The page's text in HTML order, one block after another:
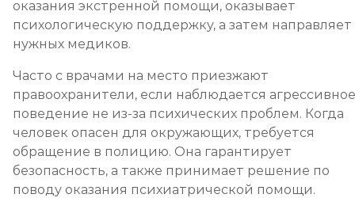
оказания экстренной помощи, оказывает
психологическую поддержку, а затем направляет
нужных медиков.
Часто с врачами на место приезжают
правоохранители, если наблюдается агрессивное
поведение не из-за психических проблем. Когда
человек опасен для окружающих, требуется
обращение в полицию. Она гарантирует
безопасность, а также принимает решение по
поводу оказания психиатрической помощи.